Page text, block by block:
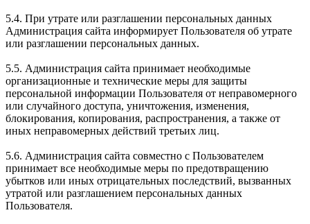
5.4. При утрате или разглашении персональных данных
Администрация сайта информирует Пользователя об утрате
или разглашении персональных данных.
5.5. Администрация сайта принимает необходимые
организационные и технические меры для защиты
персональной информации Пользователя от неправомерного
или случайного доступа, уничтожения, изменения,
блокирования, копирования, распространения, а также от
иных неправомерных действий третьих лиц.
5.6. Администрация сайта совместно с Пользователем
принимает все необходимые меры по предотвращению
убытков или иных отрицательных последствий, вызванных
утратой или разглашением персональных данных
Пользователя.